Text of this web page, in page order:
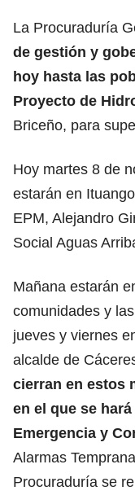
La Procuraduría
de gestión y
hoy hasta las
Proyecto de
Briceño, para
Hoy martes 8 de
estarán en
EPM, Alejandro
Social Aguas
Mañana estarán
comunidades y
jueves y viernes
alcalde de
cierran en estos
en el que se
Emergencia y
Alarmas
Procuraduría se